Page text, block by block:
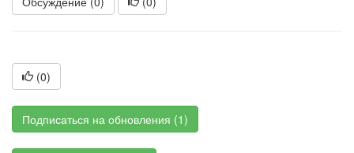
(0)
Подписаться на обновления (1)